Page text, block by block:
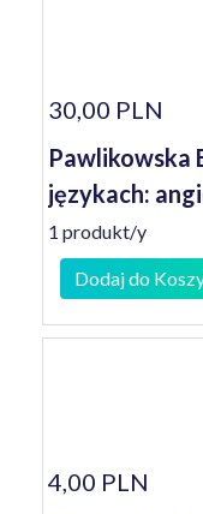
30,00 PLN
Pawlikowska
językach:
1 produkt/y
Dodaj do
4,00 PLN